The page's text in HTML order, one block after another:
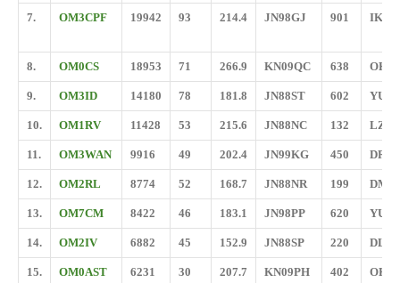
7. OM3CPF 19942 93 214.4 JN98GJ 901
8. OM0CS 18953 71 266.9 KN09QC 638
9. OM3ID 14180 78 181.8 JN88ST 602
10. OM1RV 11428 53 215.6 JN88NC 132 LZ9X
11. OM3WAN 9916 49 202.4 JN99KG 450 DR9A
12. OM2RL 8774 52 168.7 JN88NR 199
13. OM7CM 8422 46 183.1 JN98PP 620
14. OM2IV 6882 45 152.9 JN88SP 220
15. OM0AST 6231 30 207.7 KN09PH 402